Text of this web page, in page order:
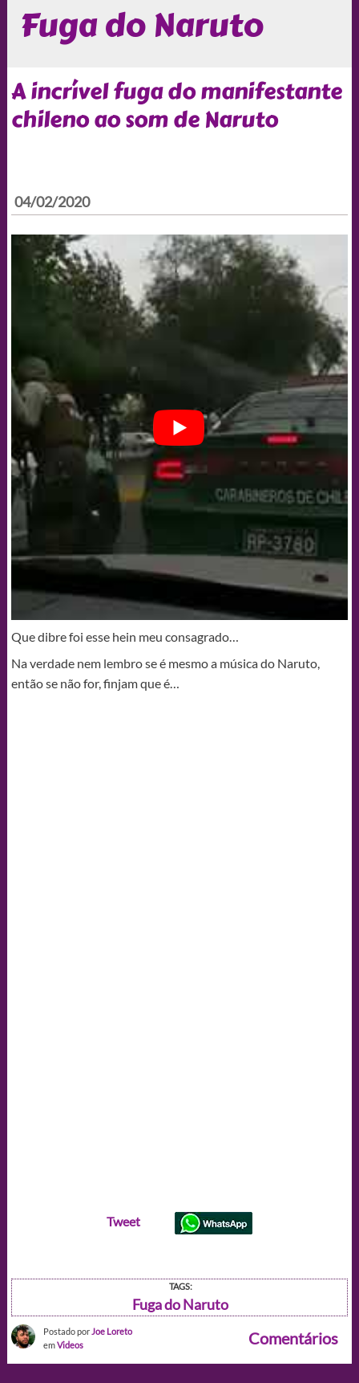
Fuga do Naruto
A incrível fuga do manifestante
chileno ao som de Naruto
04/02/2020
Que dibre foi esse hein meu consagrado…
Na verdade nem lembro se é mesmo a música do Naruto,
então se não for, finjam que é…
Tweet
TAGS:
Fuga do Naruto
Postado por Joe Loreto
emVideos Comentários